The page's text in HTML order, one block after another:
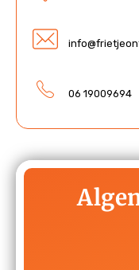
06 19009694